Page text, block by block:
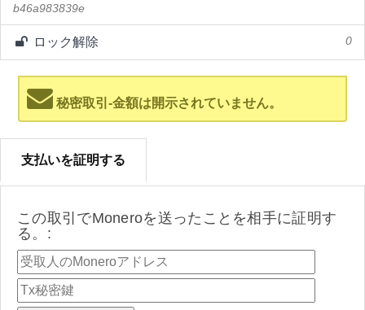
b46a983839e
ロック解除 0
秘密取引-金額は開示されていません。
支払いを証明する
この取引でMoneroを送ったことを相手に証明す
る。: